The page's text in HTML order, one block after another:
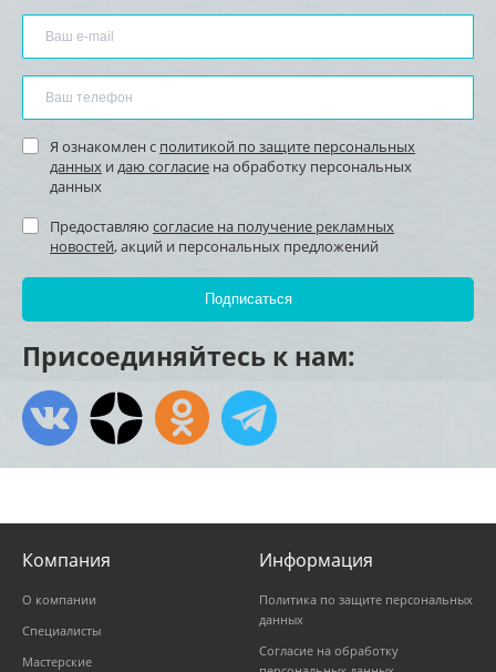
Я ознакомлен с политикой по защите персональных
данных и даю согласие на обработку персональных
данных
Предоставляю согласие на получение рекламных
новостей, акций и персональных предложений
Присоединяйтесь к нам:
Компания
О компании
Специалисты
Мастерские
Информация
Политика по защите персональных
данных
Согласие на обработку